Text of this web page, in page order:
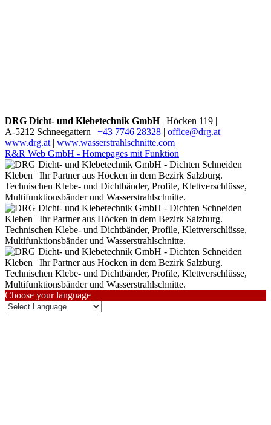
DRG Dicht- und Klebetechnik GmbH | Höcken 119 |
A-5212 Schneegattern | +43 7746 28328 | office@drg.at
www.drg.at | www.wasserstrahlschnitte.com
R&R Web GmbH - Homepages mit Funktion
Choose your language